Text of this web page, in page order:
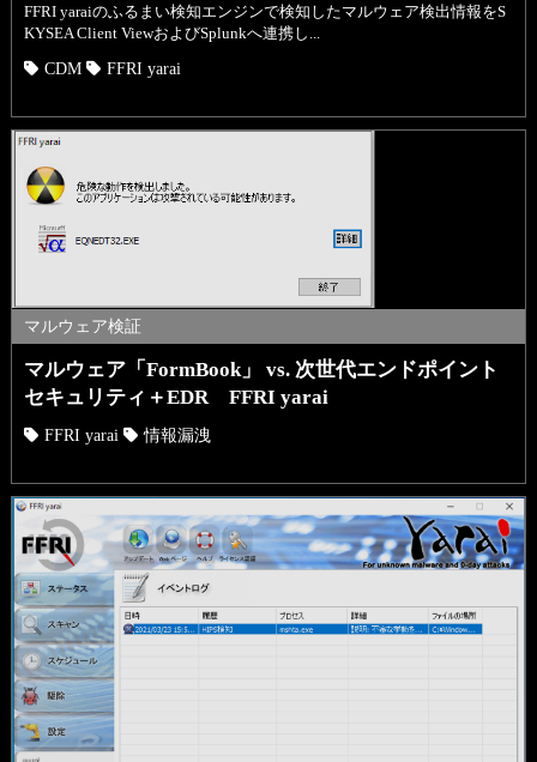
FFRI yaraiのふるまい検知エンジンで検知したマルウェア検出情報をS
KYSEA Client ViewおよびSplunkへ連携し...
CDM
FFRI yarai
マルウェア検証
マルウェア「FormBook」 vs. 次世代エンドポイント
セキュリティ＋EDR FFRI yarai
FFRI yarai 情報漏洩